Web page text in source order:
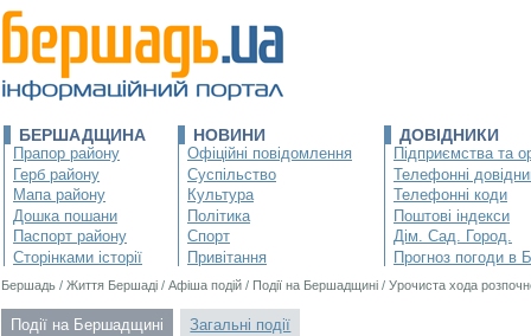
БЕРШАДЩИНА
Прапор району
Герб району
Мапа району
Дошка пошани
Паспорт району
Сторінками історії
НОВИНИ
Офіційні повідомлення
Суспільство
Культура
Політика
Спорт
Привітання
ДОВІДНИКИ
Підприємства та
Телефонні
Телефонні коди
Поштові індекси
Дім. Сад. Город.
Прогноз погоди в
Бершадь / Життя Бершаді / Афіша подій / Події на Бершадщині / Урочиста хода
Події на Бершадщині Загальні події